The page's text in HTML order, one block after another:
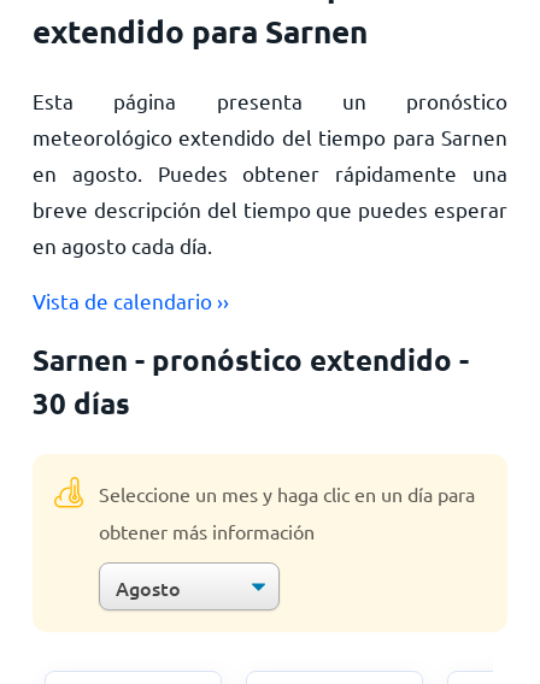
extendido para Sarnen
Esta página presenta un pronóstico
meteorológico extendido del tiempo para Sarnen
en agosto. Puedes obtener rápidamente una
breve descripción del tiempo que puedes esperar
en agosto cada día.
Vista de calendario ››
Sarnen - pronóstico extendido -
30 días
Seleccione un mes y haga clic en un día para
obtener más información